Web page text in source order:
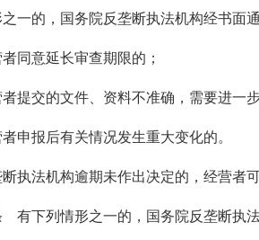
的，国务院反垄断执法机构经书面
意延长审查期限的；
交的文件、资料不准确，需要进一
报后有关情况发生重大变化的。
法机构逾期未作出决定的，经营者
列情形之一的，国务院反垄断执法